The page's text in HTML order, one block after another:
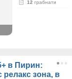
12 грабнати
в Пирин:
релакс зона, в